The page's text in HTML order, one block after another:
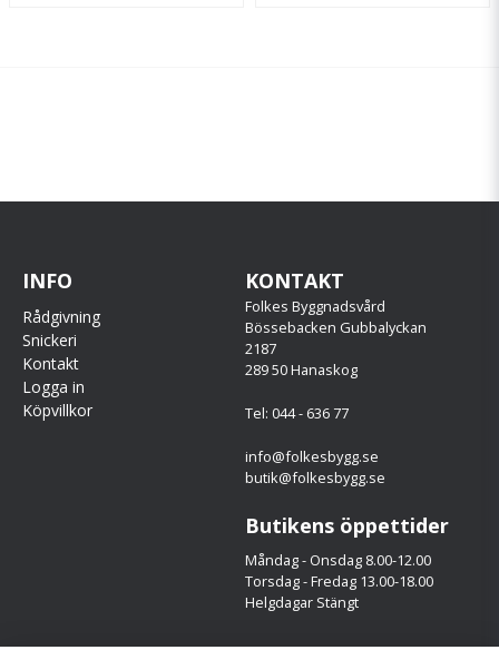
INFO
Rådgivning
Snickeri
Kontakt
Logga in
Köpvillkor
KONTAKT
Folkes Byggnadsvård
Bössebacken Gubbalyckan
2187
289 50 Hanaskog
Tel: 044 - 636 77
info@folkesbygg.se
butik@folkesbygg.se
Butikens öppettider
Måndag - Onsdag 8.00-12.00
Torsdag - Fredag 13.00-18.00
Helgdagar Stängt